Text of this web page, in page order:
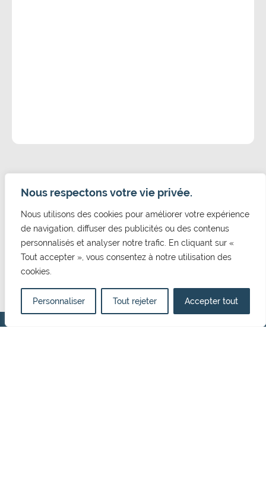
Nous respectons votre vie privée.
Nous utilisons des cookies pour améliorer votre expérience
de navigation, diffuser des publicités ou des contenus
personnalisés et analyser notre trafic. En cliquant sur «
Tout accepter », vous consentez à notre utilisation des
cookies.
Personnaliser Tout rejeter Accepter tout
CONTACT
Mairie de Cormelles Le Royal
20 rue de l'Eglise 14123, Cormelles Le Royal
02 31 52 12 29
mairie@cormellesleroyal.fr